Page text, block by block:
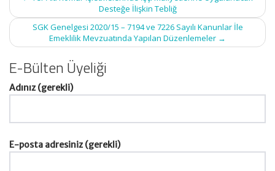
navigation
Desteğe İlişkin Tebliğ
SGK Genelgesi 2020/15 – 7194 ve 7226 Sayılı Kanunlar İle
Emeklilik Mevzuatında Yapılan Düzenlemeler →
E-Bülten Üyeliği
Adınız (gerekli)
E-posta adresiniz (gerekli)